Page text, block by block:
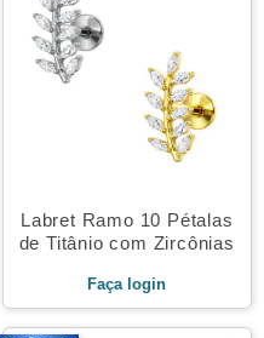
Labret Ramo 10 Pétalas
de Titânio com Zircônias
Faça login